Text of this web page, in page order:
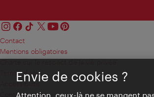
Contact
Mentions obligatoires
Terms of Use
Accessibilité
Contact presse
Envie de cookies ?
Attention, ceux-là ne se mangent